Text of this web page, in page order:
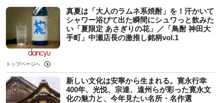
真夏は「大人のラムネ系焼酎」を！汗かいて
シャワー浴びて出た瞬間にシュワっと飲みた
い「夏限定 あさぎりの花」／「鳥酎 神田大
手町」中瀬店長の激推し銘柄vol.1
トップページへ
新しい文化は安寧から生まれる。寛永行幸
400年、光悦、宗達、遠州らが彩った寛永文
化の魅力と、今年見たい名所・名作選